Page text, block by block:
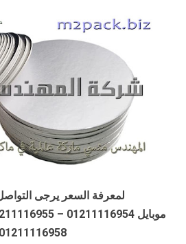
لمعرفة السعر يرجى
01211116958